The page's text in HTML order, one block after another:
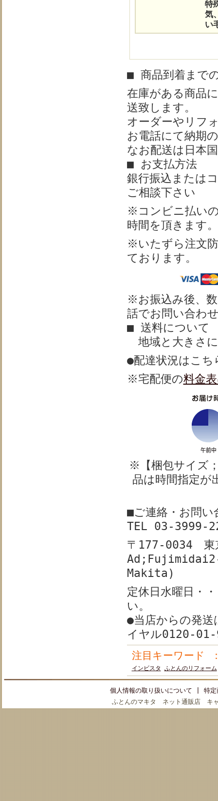
特
気
い
■ 商品到着まで
在庫がある商品
送致します。
オーダーやリフ
お電話にて納期
なお配送は日本
■ お支払方法
銀行振込または
ご相談下さい
※ コンビニ払い
時間を頂きます。
※いたずら注文
ております。
※お振込み後、
話でお問い合わ
■ 送料について
地域と大きさ
●配達状況はこ
※宅配便の料金
※【梱包サイズ
品は時間指定が
■ご連絡・お問い
TEL 03-3999-
〒177-0034
Makita)
定休日水曜日・
い。
●当店からの発
イヤル0120-01-
注目キーワード
インビスタ ふとんのリフォーム
個人情報の取り扱いについて
特定
ふとんのマキタ ネット通販店 キ